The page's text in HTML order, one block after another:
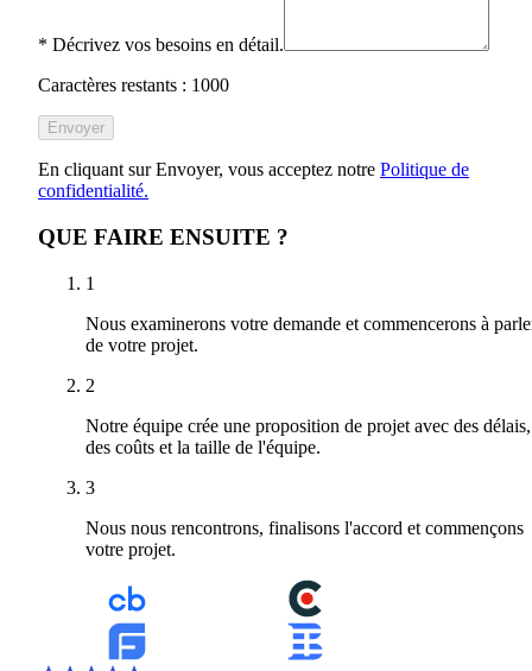
* Décrivez vos besoins en détail.
Caractères restants : 1000
Envoyer
En cliquant sur Envoyer, vous acceptez notre Politique de
confidentialité.
QUE FAIRE ENSUITE ?
1
Nous examinerons votre demande et commencerons à
de votre projet.
2
Notre équipe crée une proposition de projet avec des délais,
des coûts et la taille de l'équipe.
3
Nous nous rencontrons, finalisons l'accord et commençons
votre projet.